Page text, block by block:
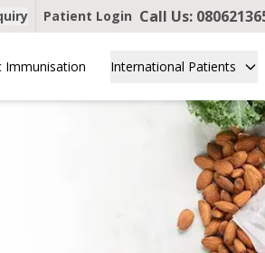
Patient Login Call Us:
Immunisation International Patients